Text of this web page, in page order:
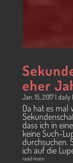
eher
Jan. 15, 2017| daily
Da hat es mal
dass ich in
keine Such-
durchsuchen.
ich auf die
read more